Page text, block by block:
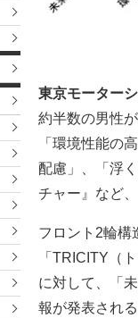
東京モーター
約半数の男性
「環境性能の
配慮」、「浮
チャー』など
フロント2輪構
「TRICITY（
に対して、「
報が発表され